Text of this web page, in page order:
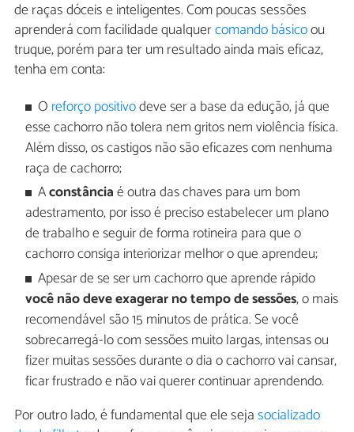
de raças dóceis e inteligentes. Com poucas sessões
aprenderá com facilidade qualquercomando básicoou
truque, porém para ter um resultado ainda mais eficaz,
tenha em conta:
O reforço positivodeve ser a base da edução, já que
esse cachorro não tolera nem gritos nem violência física.
Além disso, os castigos não são eficazes com nenhuma
raça de cachorro;
Aconstânciaé outra das chaves para um bom
adestramento, por isso é preciso estabelecer um plano
de trabalho e seguir de forma rotineira para que o
cachorro consiga interiorizar melhor o que aprendeu;
Apesar de se ser um cachorro que aprende rápido
você não deve exagerar no tempo de sessões, o mais
recomendável são 15 minutos de prática. Se você
sobrecarregá-lo com sessões muito largas, intensas ou
fizer muitas sessões durante o dia o cachorro vai cansar,
ficar frustrado e não vai querer continuar aprendendo.
Por outro lado, é fundamental que ele sejasocializado